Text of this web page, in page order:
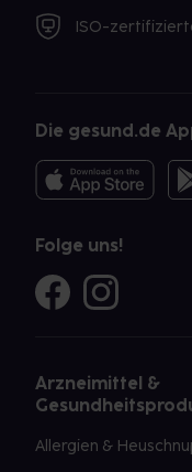
ISO-
Die gesund.de
Folge uns!
Arzneimittel &
Allergien &